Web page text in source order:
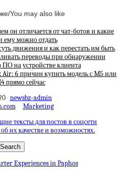
You may also like
он отличается от чат-ботов и какие
ему можно отдать
движения и как перестать им быть
переводы при обнаружении
ПО на устройстве клиента
6 причин купить модель с M5 или
прямо сейчас
newsbz-admin
Marketing
тексты для постов в соцсети
их качестве и возможностях.
Experiences in Paphos